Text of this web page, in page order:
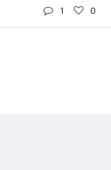
1 0